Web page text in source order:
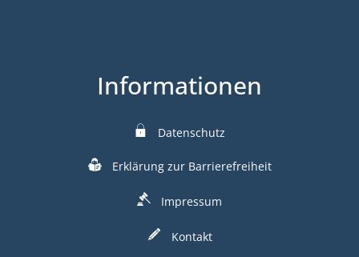
Informationen
Datenschutz
Erklärung zur Barrierefreiheit
Impressum
Kontakt